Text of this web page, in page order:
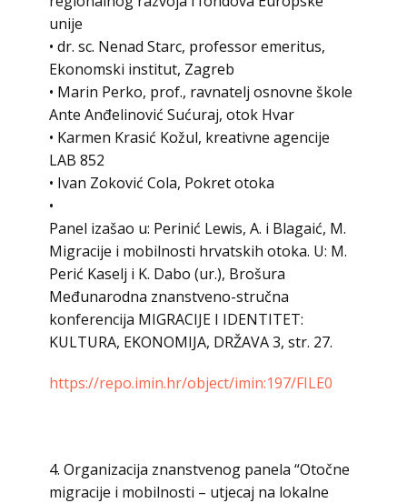
unije
• dr. sc. Nenad Starc, professor emeritus,
Ekonomski institut, Zagreb
• Marin Perko, prof., ravnatelj osnovne škole
Ante Anđelinović Sućuraj, otok Hvar
• Karmen Krasić Kožul, kreativne agencije
LAB 852
• Ivan Zoković Cola, Pokret otoka
•
Panel izašao u: Perinić Lewis, A. i Blagaić, M.
Migracije i mobilnosti hrvatskih otoka. U: M.
Perić Kaselj i K. Dabo (ur.), Brošura
Međunarodna znanstveno-stručna
konferencija MIGRACIJE I IDENTITET:
KULTURA, EKONOMIJA, DRŽAVA 3, str. 27.
https://repo.imin.hr/object/imin:197/FILE0
4. Organizacija znanstvenog panela “Otočne
migracije i mobilnosti – utjecaj na lokalne